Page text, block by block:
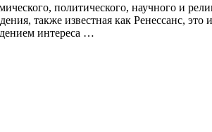
политического, научного и
также известная как Ренессанс,
интереса …